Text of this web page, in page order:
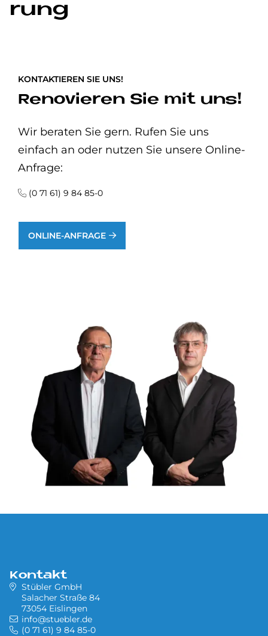
rung
KONTAKTIEREN SIE UNS!
Renovieren Sie mit uns!
Wir beraten Sie gern. Rufen Sie uns
einfach an oder nutzen Sie unsere Online-
Anfrage:
(0 71 61) 9 84 85-0
ONLINE-ANFRAGE
Kontakt
Stübler GmbH
Salacher Straße 84
73054 Eislingen
info@stuebler.de
(0 71 61) 9 84 85-0